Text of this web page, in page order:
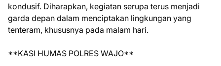
kondusif. Diharapkan, kegiatan serupa terus menjadi
garda depan dalam menciptakan lingkungan yang
tenteram, khususnya pada malam hari.
**KASI HUMAS POLRES WAJO**